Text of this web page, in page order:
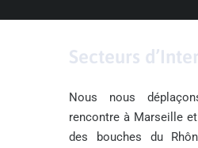
Secteurs
Nous nous
rencontre à Marseille
des bouches du